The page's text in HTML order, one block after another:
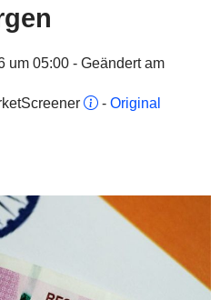
um 05:00 - Geändert am
- Original